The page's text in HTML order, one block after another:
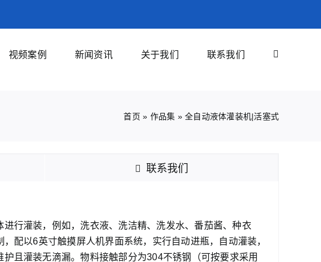
视频案例 新闻资讯 关于我们 联系我们
首页 » 作品集 »全自动液体灌装机|活塞式
联系我们
行灌装，例如，洗衣液、洗洁精、洗发水、番茄酱、种衣
配以6英寸触摸屏人机界面系统，实行自动进瓶，自动灌装，
且灌装无滴漏。物料接触部分为304不锈钢（可按要求采用